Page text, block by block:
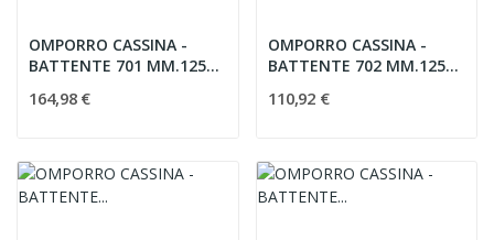
OMPORRO CASSINA -
BATTENTE 701 MM.125
164,98 €
OMPORRO CASSINA -
BATTENTE 702 MM.125
110,92 €